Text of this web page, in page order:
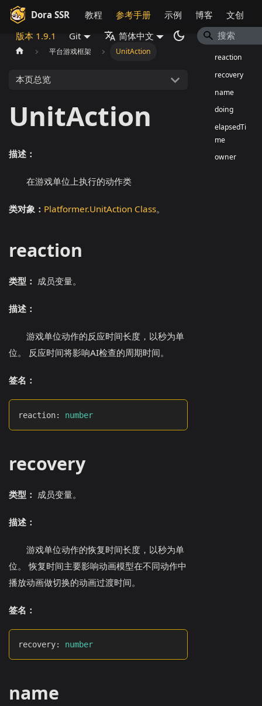
Dora SSR 教程 参考手册 示例 博客
文创
版本 1.9.1
Git 简体中文
平台游戏框架 UnitAction
本页总览
UnitAction
描述：
在游戏单位上执行的动作类
类对象： Platformer.UnitAction Class。
reaction
类型： 成员变量。
描述：
游戏单位动作的反应时间长度，以秒为单
位。 反应时间将影响AI检查的周期时间。
签名：
reaction: number
recovery
类型： 成员变量。
描述：
游戏单位动作的恢复时间长度，以秒为单
位。 恢复时间主要影响动画模型在不同动作中
播放动画做切换的动画过渡时间。
签名：
recovery: number
name
reaction
recovery
name
doing
elapsedTi
me
owner